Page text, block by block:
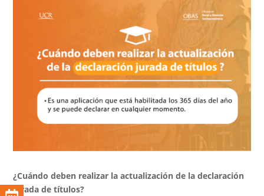
¿Cuándo deben realizar la actualización de la declaración
jurada de títulos?